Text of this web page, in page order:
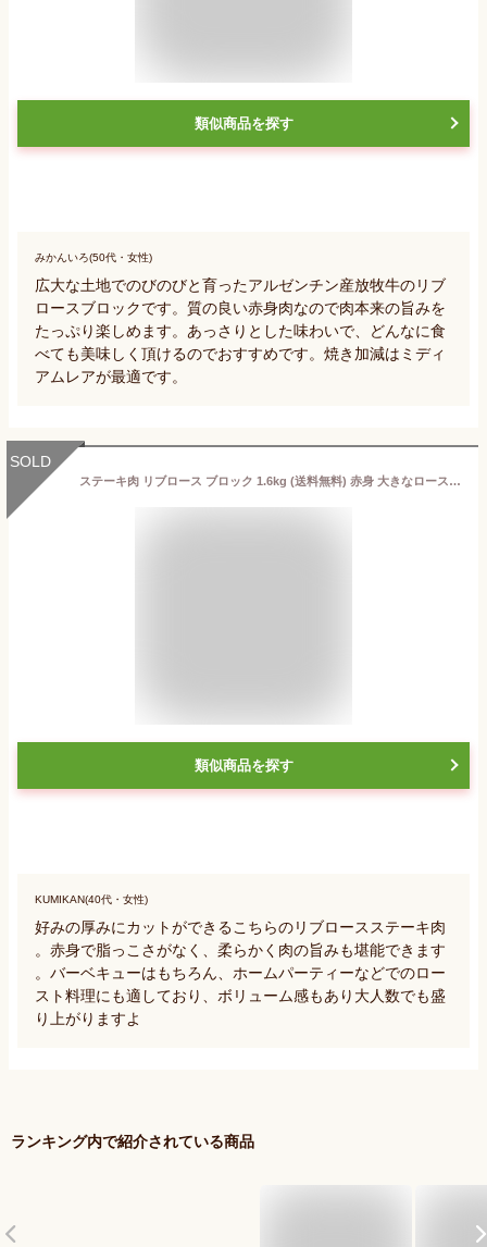
類似商品を探す
みかんいろ(50代・女性)
広大な土地でのびのびと育ったアルゼンチン産放牧牛のリブ
ロースブロックです。質の良い赤身肉なので肉本来の旨みを
たっぷり楽しめます。あっさりとした味わいで、どんなに食
べても美味しく頂けるのでおすすめです。焼き加減はミディ
アムレアが最適です。
SOLD
ステーキ肉 リブロース ブロック 1.6kg (送料無料) 赤身 大きなローストビーフ用に最適♪ 焼肉・厚切りステーキ！グラスフェッドビーフ 牛肉ブロック 肉問屋 冷蔵肉≪雑誌掲載商品≫ 免疫力-B108a
類似商品を探す
KUMIKAN(40代・女性)
好みの厚みにカットができるこちらのリブロースステーキ肉
。赤身で脂っこさがなく、柔らかく肉の旨みも堪能できます
。バーベキューはもちろん、ホームパーティーなどでのロー
スト料理にも適しており、ボリューム感もあり大人数でも盛
り上がりますよ
ランキング内で紹介されている商品